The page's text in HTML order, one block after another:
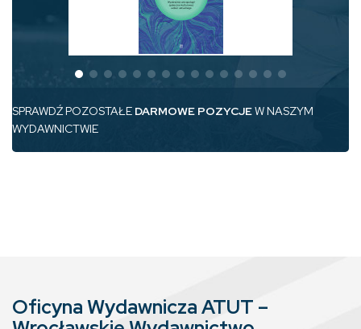
SPRAWDŹ POZOSTAŁE DARMOWE POZYCJEW NASZYM
WYDAWNICTWIE
Oficyna Wydawnicza ATUT –